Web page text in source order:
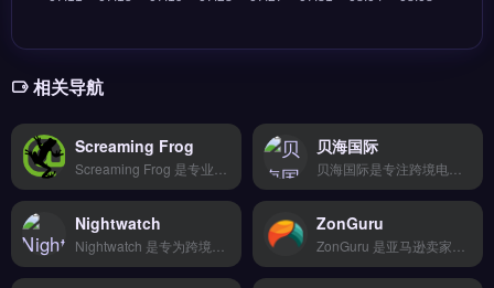
相关导航
Screaming Frog 贝海国际
Nightwatch ZonGuru